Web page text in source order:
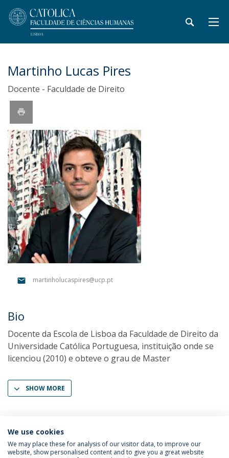
Martinho Lucas Pires
Docente - Faculdade de Direito
martinholucaspires@ucp.pt
Bio
Docente da Escola de Lisboa da Faculdade de Direito da
Universidade Católica Portuguesa, instituição onde se
licenciou (2010) e obteve o grau de Master
SHOW MORE
We use cookies
We may place these for analysis of our visitor data, to improve our
website, show personalised content and to give you a great website